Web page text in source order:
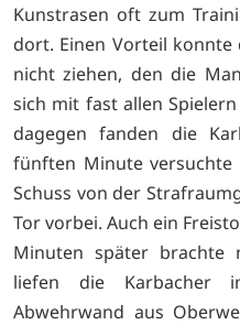
Kunstrasen oft zum
dort. Einen Vorteil konnte
nicht ziehen, den die
sich mit fast allen
dagegen fanden die
fünften Minute
Schuss von der
Tor vorbei. Auch ein
Minuten später brachte
liefen die Karbacher
Abwehrwand aus